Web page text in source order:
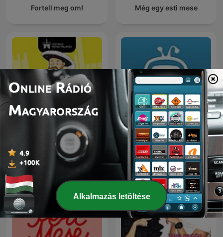
Fortell meg om! Még egy esti mese
Royal Palaces with
Historic Royal Palaces
mese.tv - esti mese
Alkalmazás letöltése